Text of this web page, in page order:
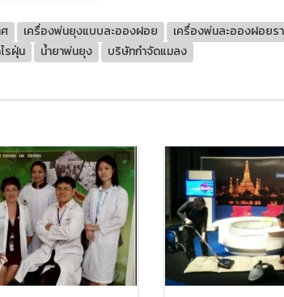
เครื่องพ่นยุงแบบละอองฝอย เครื่องพ่นละอองฝอยร
รฝุ่น น้ำยาพ่นยุง บริษัทกำจัดแมลง